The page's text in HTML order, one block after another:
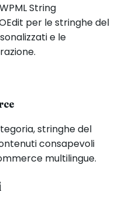
String
per le stringhe del
e le
stringhe del
consapevoli
multilingue.